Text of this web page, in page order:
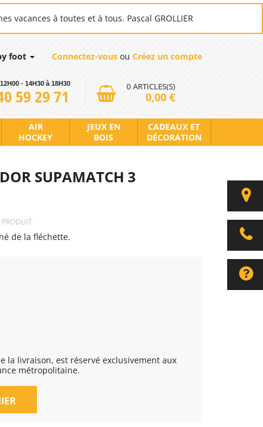
vacances à toutes et à tous. Pascal GROLLIER
foot Connectez-vous ou Créez un compte
- 14H30 à 18H30
59 29 71 0 ARTICLES(S)
0,00 €
AIR
HOCKEY
JEUX EN
BOIS
CADEAUX ET
DÉCORATION
SUPAMATCH 3
PRODUIT
de la fléchette.
métropolitaine.